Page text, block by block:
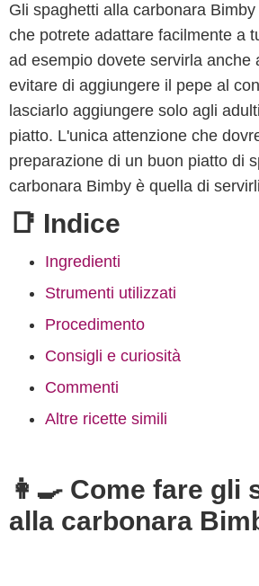
Gli spaghetti alla carbonara
che potrete adattare facilmente a
ad esempio dovete servirla anche
evitare di aggiungere il pepe al
lasciarlo aggiungere solo agli
piatto. L'unica attenzione che
preparazione di un buon piatto di
carbonara Bimby è quella di
📑 Indice
Ingredienti
Strumenti utilizzati
Procedimento
Consigli e curiosità
Commenti
Altre ricette simili
👩‍🍳 Come fare gli
alla carbonara